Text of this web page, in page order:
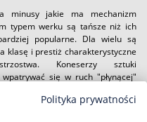
minusy jakie ma mechanizm
typem werku są tańsze niż ich
popularne. Dla wielu są
klasę i prestiż charakterystyczne
Koneserzy sztuki
się w ruch "płynącej"
i cieszą oko dużo bardziej
Polityka prywatności